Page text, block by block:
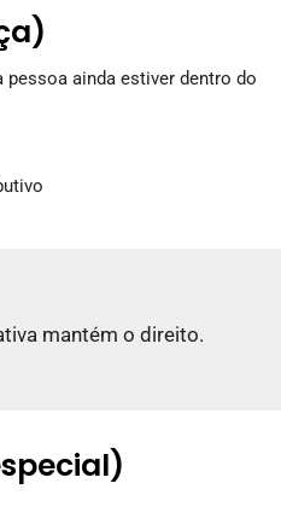
ainda estiver dentro do
mantém o direito.